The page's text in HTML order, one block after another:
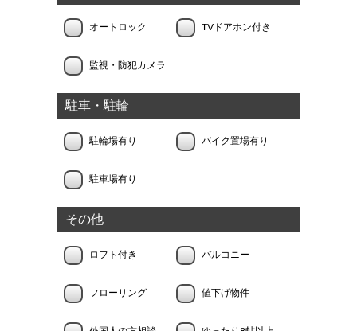
オートロック TVドアホン付き
監視・防犯カメラ
駐車・駐輪
駐輪場有り バイク置場有り
駐車場有り
その他
ロフト付き バルコニー
フローリング 値下げ物件